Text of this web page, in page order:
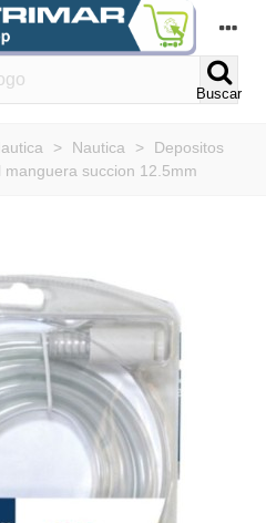
Buscar
> Nautica >
Depositos
manguera succion 12.5mm